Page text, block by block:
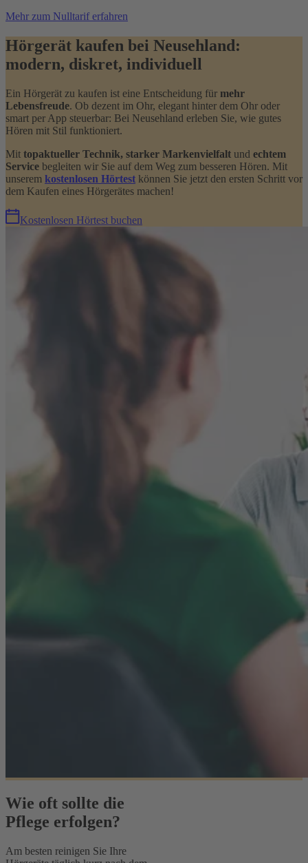
Mehr zum Nulltarif erfahren
Hörgerät kaufen bei Neusehland:
modern, diskret, individuell
Ein Hörgerät zu kaufen ist eine Entscheidung für mehr
Lebensfreude. Ob dezent im Ohr, elegant hinter dem Ohr oder
smart per App steuerbar: Bei Neusehland erleben Sie, wie gutes
Hören mit Stil funktioniert.
Mit topaktueller Technik, starker Markenvielfalt und echtem
Service begleiten wir Sie auf dem Weg zum besseren Hören. Mit
unserem kostenlosen Hörtest können Sie jetzt den ersten Schritt vor
dem Kaufen eines Hörgerätes machen!
Kostenlosen Hörtest buchen
Wie oft sollte die
Pflege erfolgen?
Am besten reinigen Sie Ihre